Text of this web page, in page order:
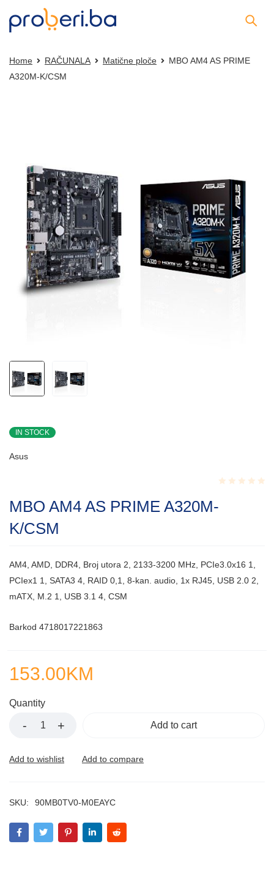
Home RAČUNALA Matične ploče
MBO AM4 AS PRIME
A320M-K/CSM
IN STOCK
Asus
MBO AM4 AS PRIME A320M-
K/CSM
AM4, AMD, DDR4, Broj utora 2, 2133-3200 MHz, PCIe3.0x16 1,
PCIex1 1, SATA3 4, RAID 0,1, 8-kan. audio, 1x RJ45, USB 2.0 2,
mATX, M.2 1, USB 3.1 4, CSM
Barkod 4718017221863
153.00KM
Quantity
Add to cart
SKU: 90MB0TV0-M0EAYC